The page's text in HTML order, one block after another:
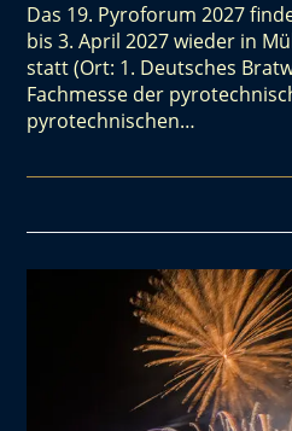
Das 19. Pyroforum 2027
bis 3. April 2027 wieder in
statt (Ort: 1. Deutsches
Fachmesse der
pyrotechnischen…